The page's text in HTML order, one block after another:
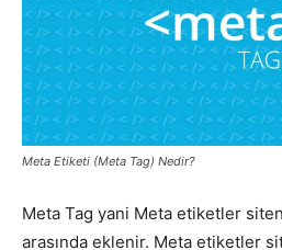
ve
–
Meta Etiketi (Meta Tag) Nedir?
Meta Tag yani Meta etiketler
arasında eklenir. Meta etiketler